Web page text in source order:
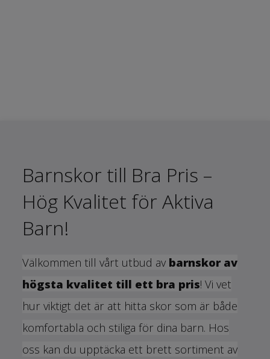
Barnskor till Bra Pris –
Hög Kvalitet för Aktiva
Barn!
Välkommen till vårt utbud av barnskor av
högsta kvalitet till ett bra pris! Vi vet
hur viktigt det är att hitta skor som är både
komfortabla och stiliga för dina barn. Hos
oss kan du upptäcka ett brett sortiment av